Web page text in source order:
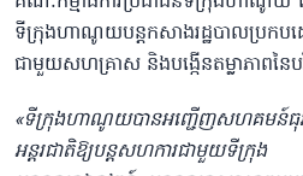
ទីក្រុងហាណូយបន្តកសាងរដ្ឋបាល​ប្រ
ជាមួយ​សហគ្រាស និងបង្កើនតម្លាភាពន
«​ទីក្រុងហាណូយបាន​អញ្ជើញសហគមន៍ធុ
អន្តរជាតិឱ្យបន្តសហការជាមួយទីក្